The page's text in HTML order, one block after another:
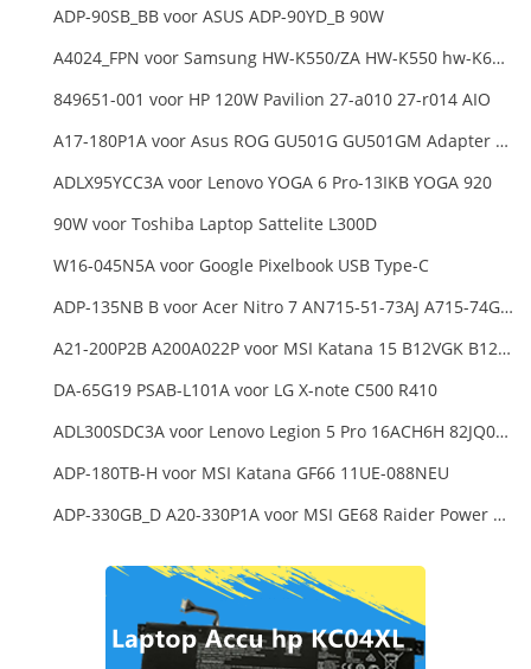
ADP-90SB_BB voor ASUS ADP-90YD_B 90W
A4024_FPN voor Samsung HW-K550/ZA HW-K550 hw-K650 Soundbar
849651-001 voor HP 120W Pavilion 27-a010 27-r014 AIO
A17-180P1A voor Asus ROG GU501G GU501GM Adapter Power Supply
ADLX95YCC3A voor Lenovo YOGA 6 Pro-13IKB YOGA 920
90W voor Toshiba Laptop Sattelite L300D
W16-045N5A voor Google Pixelbook USB Type-C
ADP-135NB B voor Acer Nitro 7 AN715-51-73AJ A715-74G-52B0 Notebook
A21-200P2B A200A022P voor MSI Katana 15 B12VGK B12VFK B12VEK
DA-65G19 PSAB-L101A voor LG X-note C500 R410
ADL300SDC3A voor Lenovo Legion 5 Pro 16ACH6H 82JQ008HUK 82JQ008
ADP-180TB-H voor MSI Katana GF66 11UE-088NEU
ADP-330GB_D A20-330P1A voor MSI GE68 Raider Power Supply